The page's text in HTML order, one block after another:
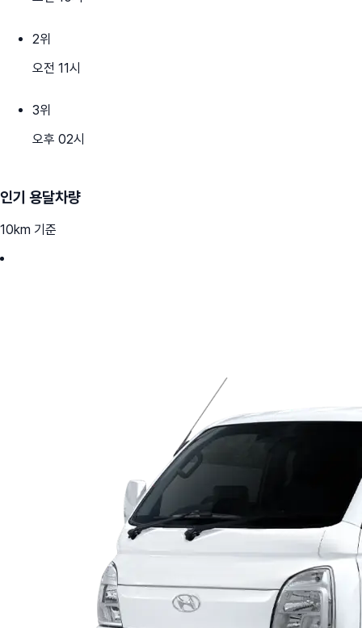
2위
오전 11시
3위
오후 02시
인기 용달차량
10km 기준